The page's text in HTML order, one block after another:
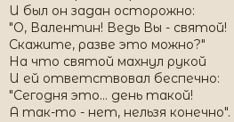
И был он задан осторожно:
"О, Валентин! Ведь Вы - святой!
Скажите, разве это можно?"
На что святой махнул рукой
И ей ответствовал беспечно:
"Сегодня это... день такой!
А так-то - нет, нельзя конечно".